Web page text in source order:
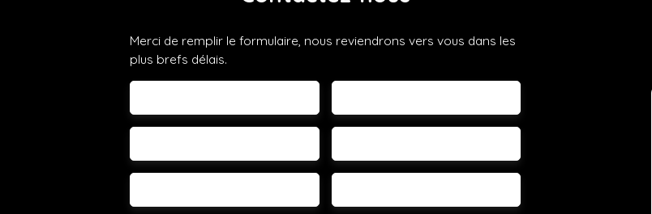
Merci de remplir le formulaire, nous reviendrons vers vous dans les
plus brefs délais.